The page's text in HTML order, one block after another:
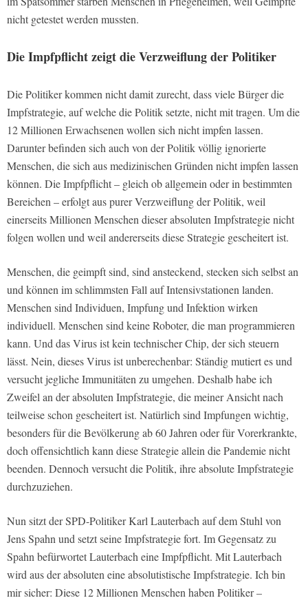
nicht getestet werden mussten.
Die Impfpflicht zeigt die Verzweiflung der Politiker
Die Politiker kommen nicht damit zurecht, dass viele Bürger die
Impfstrategie, auf welche die Politik setzte, nicht mit tragen. Um die
12 Millionen Erwachsenen wollen sich nicht impfen lassen.
Darunter befinden sich auch von der Politik völlig ignorierte
Menschen, die sich aus medizinischen Gründen nicht impfen lassen
können. Die Impfpflicht – gleich ob allgemein oder in bestimmten
Bereichen – erfolgt aus purer Verzweiflung der Politik, weil
einerseits Millionen Menschen dieser absoluten Impfstrategie nicht
folgen wollen und weil andererseits diese Strategie gescheitert ist.
Menschen, die geimpft sind, sind ansteckend, stecken sich selbst an
und können im schlimmsten Fall auf Intensivstationen landen.
Menschen sind Individuen, Impfung und Infektion wirken
individuell. Menschen sind keine Roboter, die man programmieren
kann. Und das Virus ist kein technischer Chip, der sich steuern
lässt. Nein, dieses Virus ist unberechenbar: Ständig mutiert es und
versucht jegliche Immunitäten zu umgehen. Deshalb habe ich
Zweifel an der absoluten Impfstrategie, die meiner Ansicht nach
teilweise schon gescheitert ist. Natürlich sind Impfungen wichtig,
besonders für die Bevölkerung ab 60 Jahren oder für Vorerkrankte,
doch offensichtlich kann diese Strategie allein die Pandemie nicht
beenden. Dennoch versucht die Politik, ihre absolute Impfstrategie
durchzuziehen.
Nun sitzt der SPD-Politiker Karl Lauterbach auf dem Stuhl von
Jens Spahn und setzt seine Impfstrategie fort. Im Gegensatz zu
Spahn befürwortet Lauterbach eine Impfpflicht. Mit Lauterbach
wird aus der absoluten eine absolutistische Impfstrategie. Ich bin
mir sicher: Diese 12 Millionen Menschen haben Politiker –